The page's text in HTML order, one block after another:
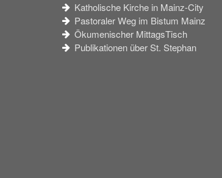
Katholische Kirche in Mainz-City
Pastoraler Weg im Bistum Mainz
Ökumenischer MittagsTisch
Publikationen über St. Stephan